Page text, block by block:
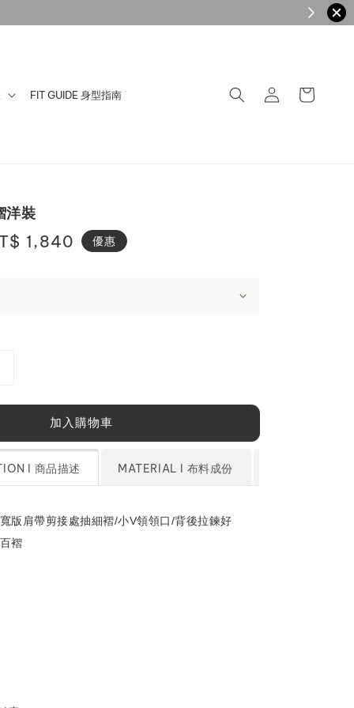
FIT GUIDE 身型指南
洋裝
1,840 優惠
加入購物車
l 商品描述 MATERIAL l 布料成份
版肩帶剪接處抽細褶/小V領領口/背後拉鍊好
褶